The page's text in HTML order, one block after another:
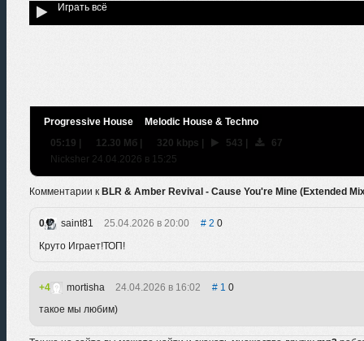
Играть всё
Progressive House
Melodic House & Techno
05:19 | 12.30 Мб | 320 kbps | 543 |
67
Nicksher 24.04.2026 в 15:25
Комментарии к BLR & Amber Revival - Cause You're Mine (Extended
0 saint81 25.04.2026 в 20:00 2 0
Круто Играет!ТОП!
4 mortisha 24.04.2026 в 16:02 1 0
такое мы любим)